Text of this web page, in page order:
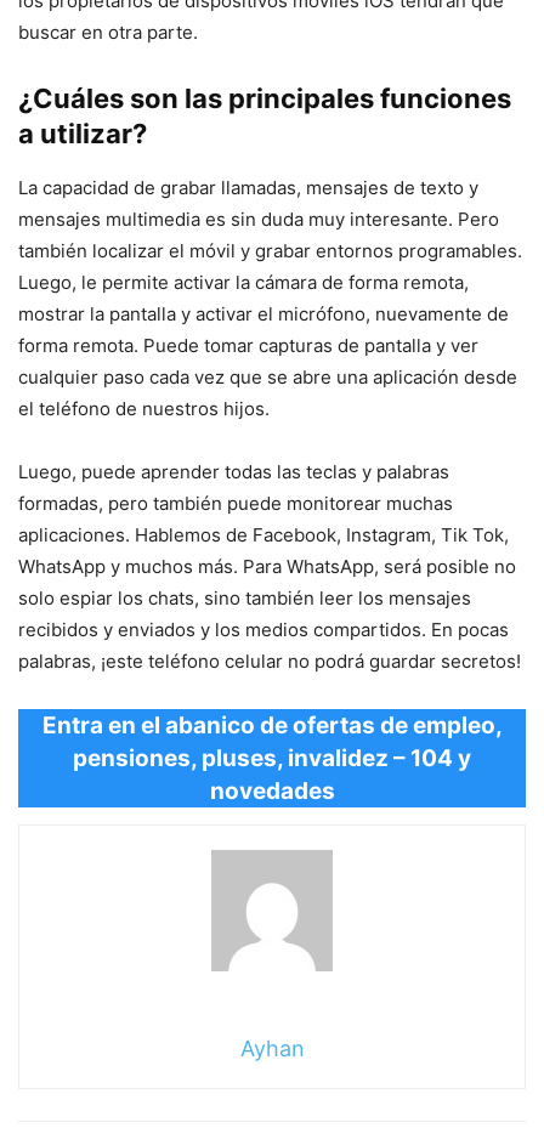
buscar en otra parte.
¿Cuáles son las principales funciones
a utilizar?
La capacidad de grabar llamadas, mensajes de texto y
mensajes multimedia es sin duda muy interesante. Pero
también localizar el móvil y grabar entornos programables.
Luego, le permite activar la cámara de forma remota,
mostrar la pantalla y activar el micrófono, nuevamente de
forma remota. Puede tomar capturas de pantalla y ver
cualquier paso cada vez que se abre una aplicación desde
el teléfono de nuestros hijos.
Luego, puede aprender todas las teclas y palabras
formadas, pero también puede monitorear muchas
aplicaciones. Hablemos de Facebook, Instagram, Tik Tok,
WhatsApp y muchos más. Para WhatsApp, será posible no
solo espiar los chats, sino también leer los mensajes
recibidos y enviados y los medios compartidos. En pocas
palabras, ¡este teléfono celular no podrá guardar secretos!
Entra en el abanico de ofertas de empleo,
pensiones, pluses, invalidez – 104 y
novedades
Ayhan